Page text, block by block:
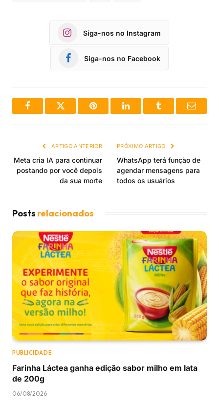
Siga-nos no Instagram
Siga-nos no Facebook
FacebookTwitter Pinterest LinkedInTumblr Email
ARTIGO ANTERIOR
Meta cria IA para continuar
postando por você depois
da sua morte
PRÓXIMO ARTIGO
WhatsApp terá função de
agendar mensagens para
todos os usuários
Posts relacionados
PUBLICIDADE
Farinha Láctea ganha edição sabor milho em lata
de 200g
06/08/2026